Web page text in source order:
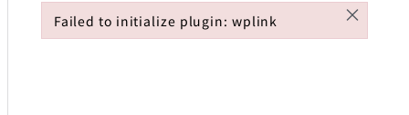
Failed to initialize plugin: wplink ×
Failed to initialize plugin: wplink